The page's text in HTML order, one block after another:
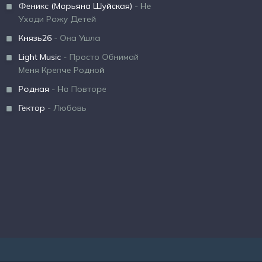
Феникс (Марьяна Шуйская) - Не
Уходи Рожу Детей
Князь26 - Она Ушла
Light Music - Просто Обнимай
Меня Крепче Родной
Родная - На Повторе
Гектор - Любовь